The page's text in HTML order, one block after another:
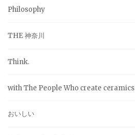
Philosophy
THE 神奈川
Think.
with The People Who create ceramics
おいしい